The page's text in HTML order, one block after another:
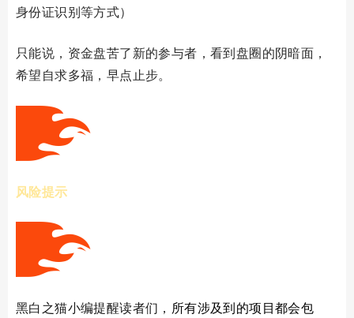
身份证识别等方式）
只能说，资金盘苦了新的参与者，看到盘圈的阴暗面，
希望自求多福，早点止步。
风险提示
黑白之猫小编提醒读者们， 所有涉及到的项目都会包